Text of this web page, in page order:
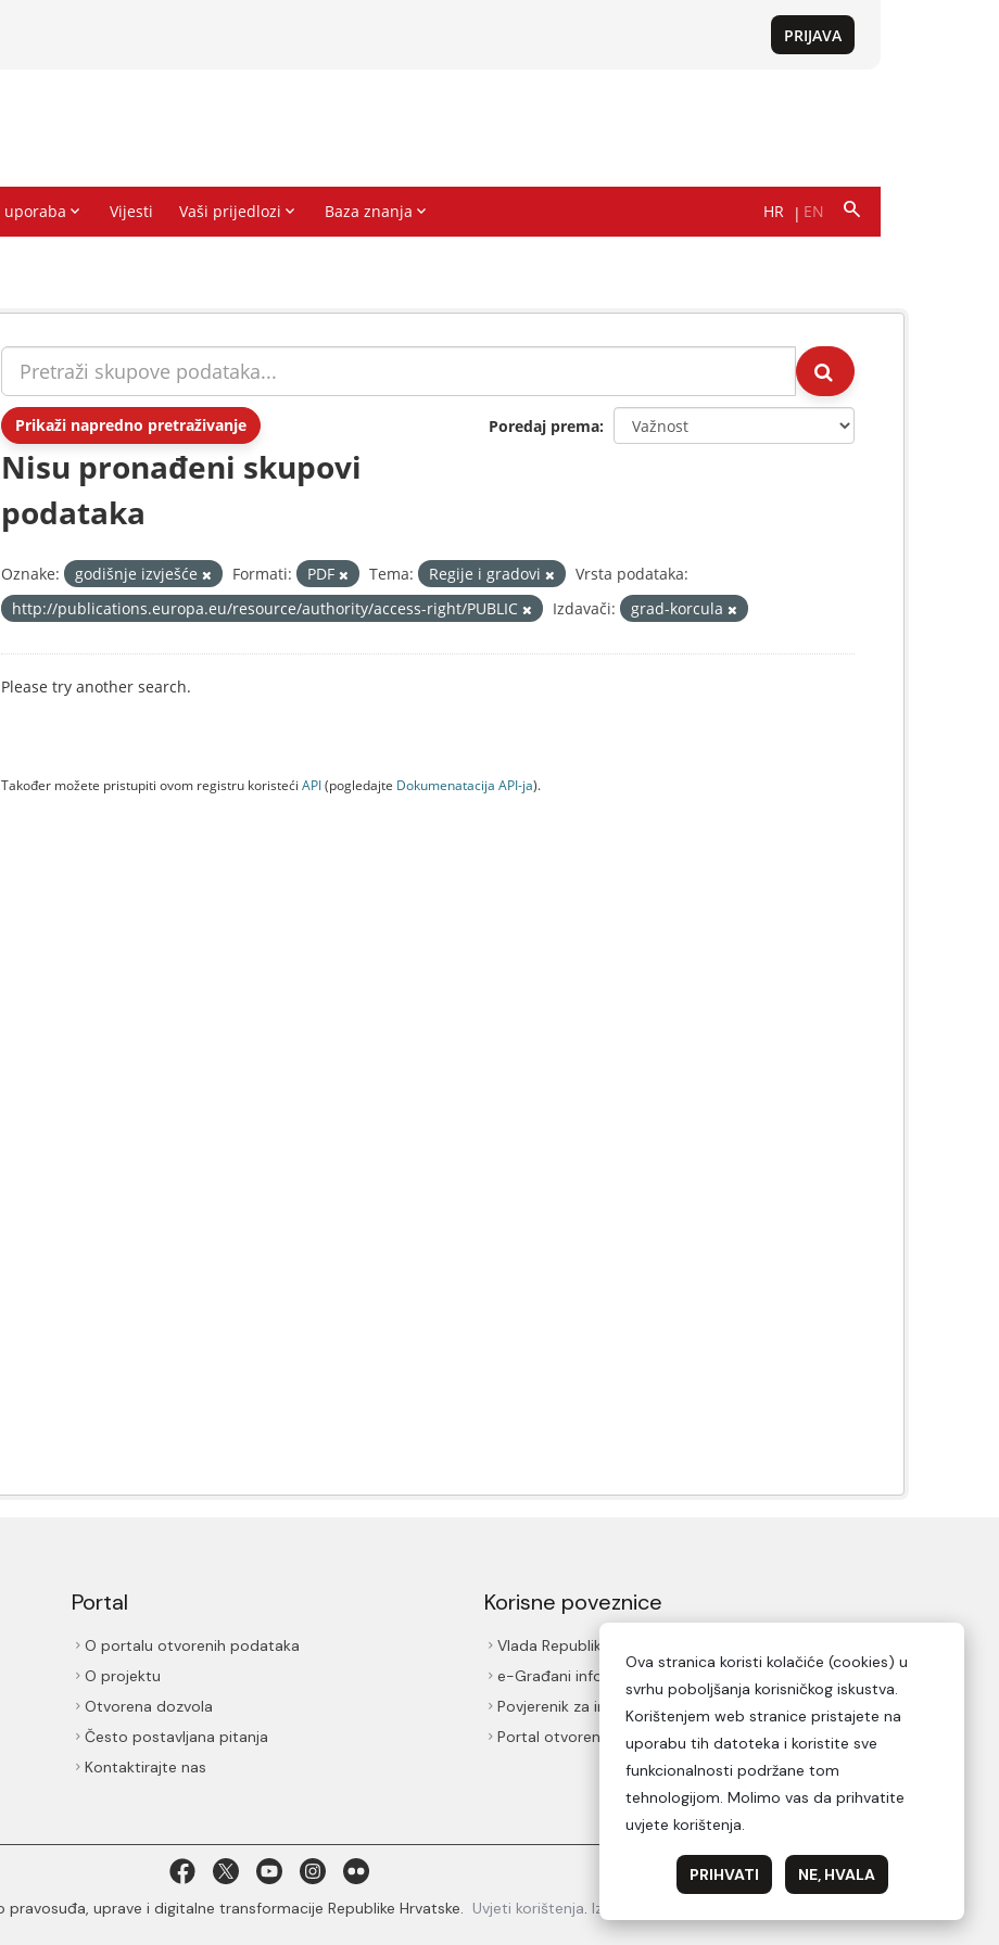
Prikaži napredno pretraživanje Poredaj prema
Nisu pronađeni skupovi
podataka
Oznake: godišnje izvješće Formati: PDF Tema: Regije i gradovi
Vrsta podataka:
http://publications.europa.eu/resource/authority/access-right/PUBLIC
Izdavači: grad-korcula
Please try another search.
Također možete pristupiti ovom registru koristeći API(pogledajte Dokumenаtаcijа API-jа).